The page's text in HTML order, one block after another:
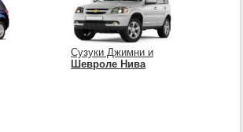
Сузуки Джимни и
Шевроле Нива